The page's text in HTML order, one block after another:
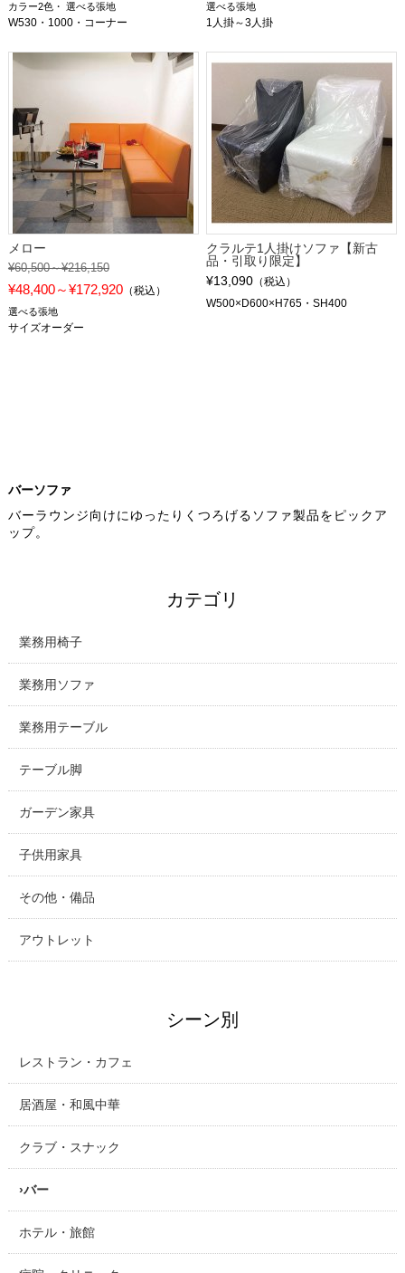
カラー2色 選べる張地
W530・1000・コーナー
選べる張地
1人掛～3人掛
メロー
¥60,500～¥216,150
¥48,400～¥172,920（税込）
選べる張地
サイズオーダー
クラルテ1人掛けソファ【新古
品・引取り限定】
¥13,090 （税込）
W500×D600×H765・SH400
バーソファ
バーラウンジ向けにゆったりくつろげるソファ製品をピックア
ップ。
カテゴリ
業務用椅子
業務用ソファ
業務用テーブル
テーブル脚
ガーデン家具
子供用家具
その他・備品
アウトレット
シーン別
レストラン・カフェ
居酒屋・和風中華
クラブ・スナック
バー
ホテル・旅館